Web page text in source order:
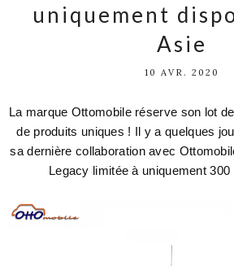
uniquement
Asie
10 AVR. 2020
La marque Ottomobile réserve son lot
de produits uniques ! Il y a quelques
sa dernière collaboration avec
Legacy limitée à uniquement